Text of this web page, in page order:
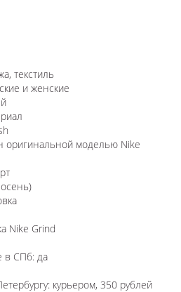
текстиль
и женские
оригинальной моделью Nike
Nike Grind
в СПб: да
курьером, 350 рублей